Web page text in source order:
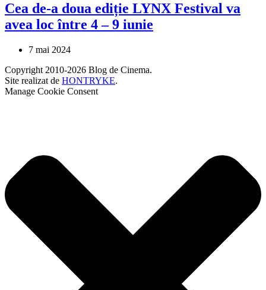
Cea de-a doua ediție LYNX Festival va
avea loc între 4 – 9 iunie
7 mai 2024
Copyright 2010-2026 Blog de Cinema.
Site realizat de HONTRYKE.
Manage Cookie Consent